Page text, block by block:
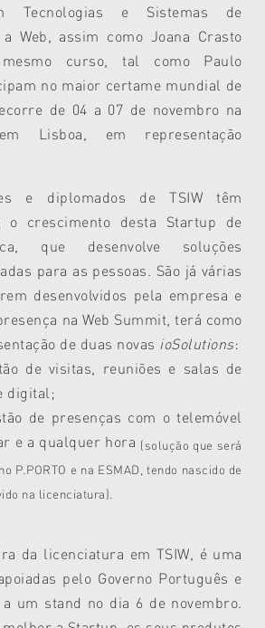
Tecnologias e Sistemas de
Web, assim como Joana Crasto
curso, tal como Paulo
no maior certame mundial de
de 04 a 07 de novembro na
Lisboa, em representação
e diplomados de TSIW têm
o crescimento desta Startup de
que desenvolve soluções
para as pessoas. São já várias
desenvolvidos pela empresa e
na Web Summit, terá como
de duas novas ioSolutions:
de visitas, reuniões e salas de
digital;
de presenças com o telemóvel
e a qualquer hora (solução que será
P.PORTO e na ESMAD, tendo nascido de
na licenciatura).
da licenciatura em TSIW, é uma
pelo Governo Português e
um stand no dia 6 de novembro.